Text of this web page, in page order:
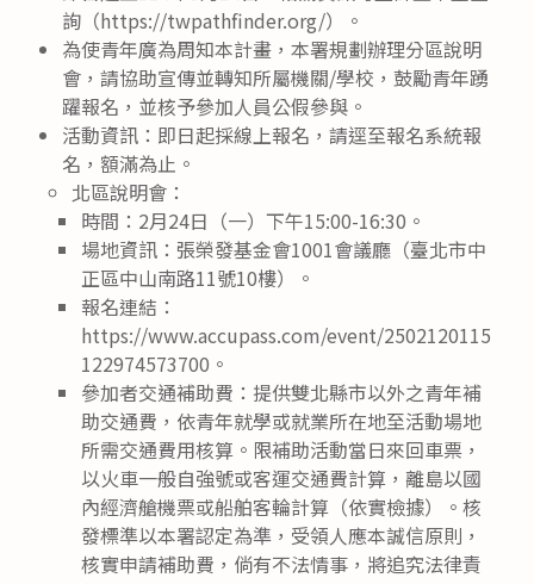
詢（https://twpathfinder.org/）。
為使青年廣為周知本計畫，本署規劃辦理分區說明
會，請協助宣傳並轉知所屬機關/學校，鼓勵青年踴
躍報名，並核予參加人員公假參與。
活動資訊：即日起採線上報名，請逕至報名系統報
名，額滿為止。
北區說明會：
時間：2月24日（一）下午15:00-16:30。
場地資訊：張榮發基金會1001會議廳（臺北市中
正區中山南路11號10樓）。
報名連結：
https://www.accupass.com/event/2502120115
122974573700。
參加者交通補助費：提供雙北縣市以外之青年補
助交通費，依青年就學或就業所在地至活動場地
所需交通費用核算。限補助活動當日來回車票，
以火車一般自強號或客運交通費計算，離島以國
內經濟艙機票或船舶客輪計算（依實檢據）。核
發標準以本署認定為準，受領人應本誠信原則，
核實申請補助費，倘有不法情事，將追究法律責